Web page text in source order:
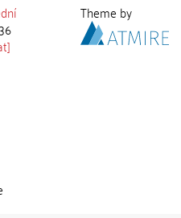
Theme by